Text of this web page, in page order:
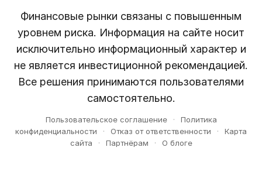
Финансовые рынки связаны с повышенным
уровнем риска. Информация на сайте носит
исключительно информационный характер и
не является инвестиционной рекомендацией.
Все решения принимаются пользователями
самостоятельно.
Пользовательское соглашение ·
Политика
конфиденциальности
· Отказ от ответственности ·
Карта
сайта
· Партнёрам · О блоге